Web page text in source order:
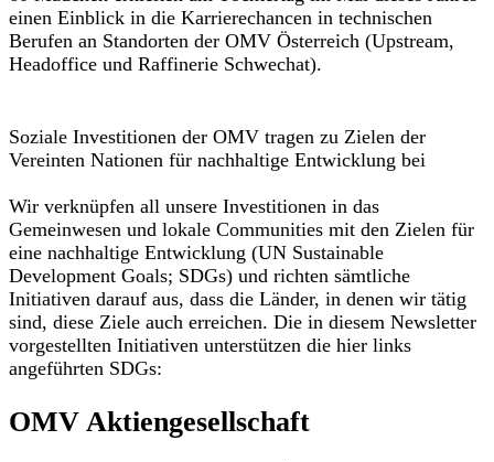
einen Einblick in die Karrierechancen in technischen
Berufen an Standorten der OMV Österreich (Upstream,
Headoffice und Raffinerie Schwechat).
Soziale Investitionen der OMV tragen zu Zielen der
Vereinten Nationen für nachhaltige Entwicklung bei
Wir verknüpfen all unsere Investitionen in das
Gemeinwesen und lokale Communities mit den Zielen für
eine nachhaltige Entwicklung (UN Sustainable
Development Goals; SDGs) und richten sämtliche
Initiativen darauf aus, dass die Länder, in denen wir tätig
sind, diese Ziele auch erreichen. Die in diesem Newsletter
vorgestellten Initiativen unterstützen die hier links
angeführten SDGs:
OMV Aktiengesellschaft